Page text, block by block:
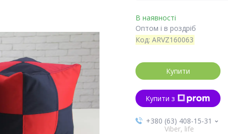
В наявності
Оптом і в роздріб
Код: ARVZ160063
Купити
Купити з
+380 (63) 408-15-31
Viber, life